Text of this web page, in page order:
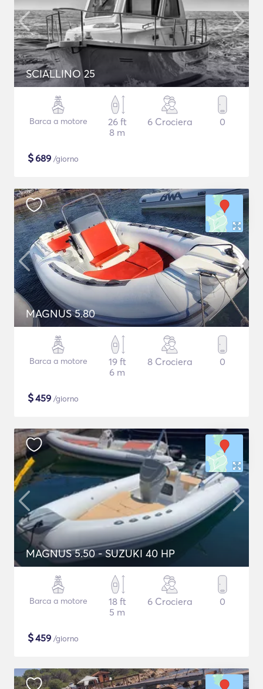
SCIALLINO 25
Barca a motore
26 ft
8 m
6 Crociera 0
$689 /giorno
MAGNUS 5.80
Barca a motore
19 ft
6 m
8 Crociera 0
$459 /giorno
MAGNUS 5.50 - SUZUKI 40 HP
Barca a motore
18 ft
5 m
6 Crociera 0
$459 /giorno